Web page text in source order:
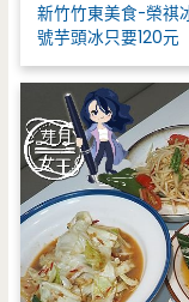
新竹竹東美食-榮祺
號芋頭冰只要120元